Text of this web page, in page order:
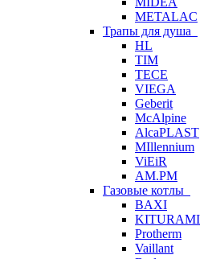
METALAC
Трапы для душа
HL
TIM
TECE
VIEGA
Geberit
McAlpine
AlcaPLAST
MIllennium
ViEiR
AM.PM
Газовые котлы
BAXI
KITURAMI
Protherm
Vaillant